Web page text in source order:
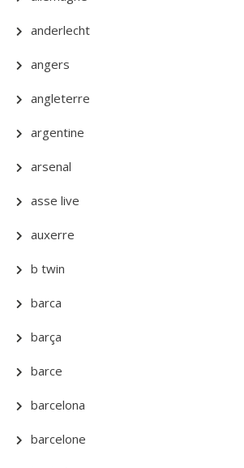
anderlecht
angers
angleterre
argentine
arsenal
asse live
auxerre
b twin
barca
barça
barce
barcelona
barcelone